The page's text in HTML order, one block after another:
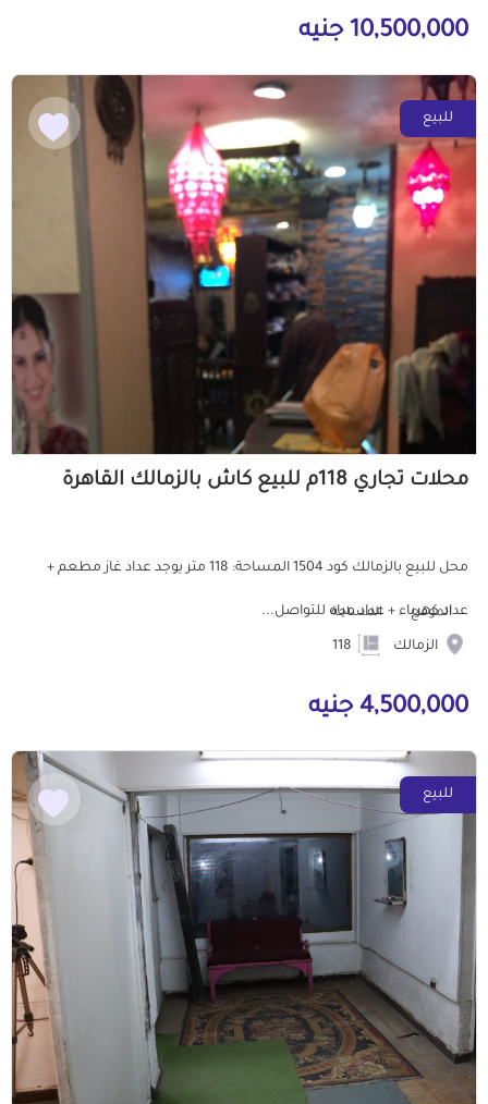
10,500,000 جنيه
للبيع
محلات تجاري 118م للبيع كاش بالزمالك القاهرة
محل للبيع بالزمالك كود 1504 المساحة: 118 متر يوجد عداد غاز مطعم +
عداد كهرباء + عداد مياه للتواصل...
الموقع
الزمالك
المساحة
4,500,000 جنيه
للبيع